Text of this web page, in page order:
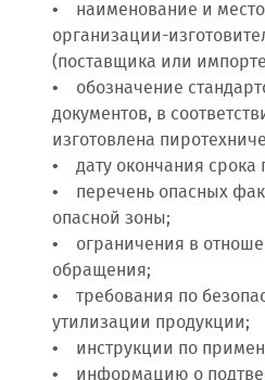
• наименование и
организации-
(поставщика или
• обозначение
документов, в
изготовлена
• дату окончания срока
• перечень опасных
опасной зоны;
• ограничения в
обращения;
• требования по
утилизации продукции;
• инструкции по